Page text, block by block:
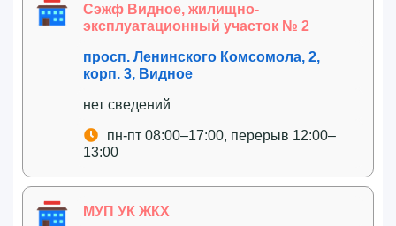
Сэжф Видное, жилищно-
эксплуатационный участок № 2
просп. Ленинского Комсомола, 2,
корп. 3, Видное
нет сведений
пн-пт 08:00–17:00, перерыв 12:00–
13:00
МУП УК ЖКХ